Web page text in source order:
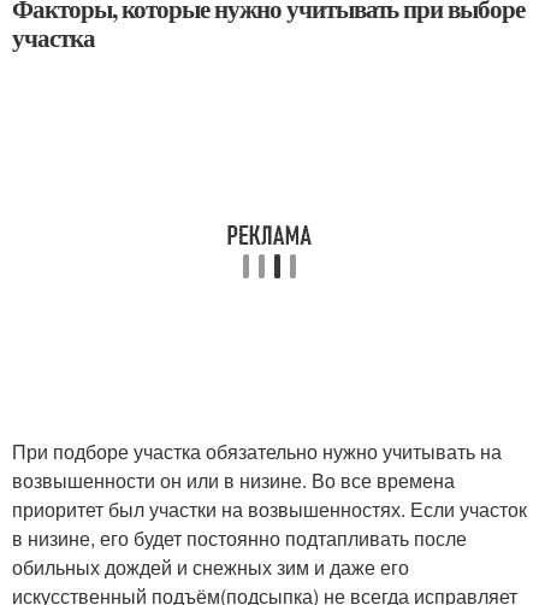
Факторы, которые нужно учитывать при выборе
участка
При подборе участка обязательно нужно учитывать на
возвышенности он или в низине. Во все времена
приоритет был участки на возвышенностях. Если участок
в низине, его будет постоянно подтапливать после
обильных дождей и снежных зим и даже его
искусственный подъём(подсыпка) не всегда исправляет